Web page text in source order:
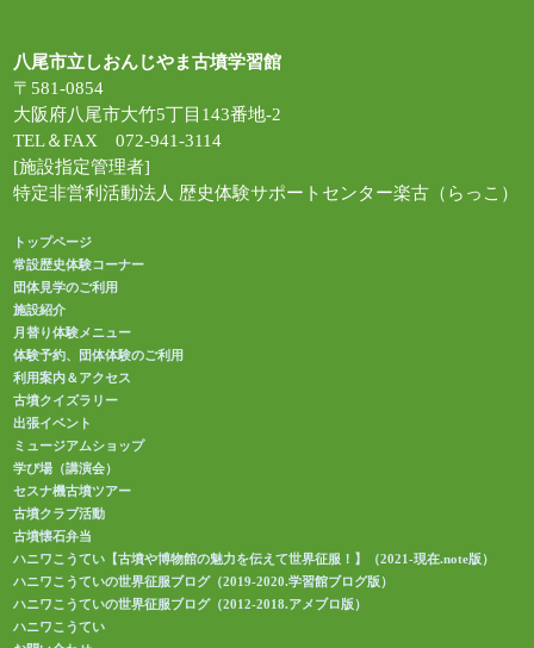
八尾市立しおんじやま古墳学習館
〒581-0854
大阪府八尾市大竹5丁目143番地-2
TEL＆FAX 072-941-3114
[施設指定管理者]
特定非営利活動法人 歴史体験サポートセンター楽古（らっこ）
トップページ
常設歴史体験コーナー
団体見学のご利用
施設紹介
月替り体験メニュー
体験予約、団体体験のご利用
利用案内＆アクセス
古墳クイズラリー
出張イベント
ミュージアムショップ
学び場（講演会）
セスナ機古墳ツアー
古墳クラブ活動
古墳懐石弁当
ハニワこうてい【古墳や博物館の魅力を伝えて世界征服！】（2021-現在.note版）
ハニワこうていの世界征服ブログ（2019-2020.学習館ブログ版）
ハニワこうていの世界征服ブログ（2012-2018.アメブロ版）
ハニワこうてい